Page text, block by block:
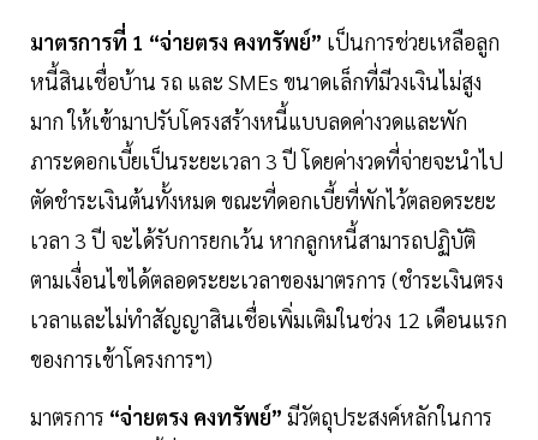
มาตรการที่ 1 “จ่ายตรง คงทรัพย์” เป็นการช่วยเหลือลูก
หนี้สินเชื่อบ้าน รถ และ SMEs ขนาดเล็กที่มีวงเงินไม่สูง
มาก ให้เข้ามาปรับโครงสร้างหนี้แบบลดค่างวดและพัก
ภาระดอกเบี้ยเป็นระยะเวลา 3 ปี โดยค่างวดที่จ่ายจะนำไป
ตัดชำระเงินต้นทั้งหมด ขณะที่ดอกเบี้ยที่พักไว้ตลอดระยะ
เวลา 3 ปี จะได้รับการยกเว้น หากลูกหนี้สามารถปฏิบัติ
ตามเงื่อนไขได้ตลอดระยะเวลาของมาตรการ (ชำระเงินตรง
เวลาและไม่ทำสัญญาสินเชื่อเพิ่มเติมในช่วง 12 เดือนแรก
ของการเข้าโครงการฯ)
มาตรการ “จ่ายตรง คงทรัพย์” มีวัตถุประสงค์หลักในการ